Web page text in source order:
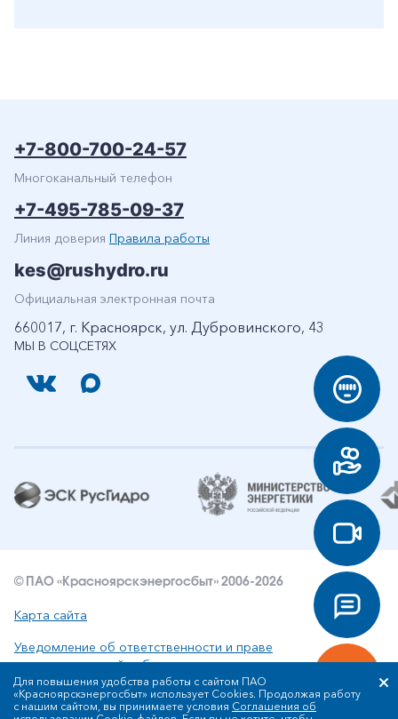
МЫ В СОЦСЕТЯХ
+7-800-700-24-57
Многоканальный телефон
+7-495-785-09-37
Линия доверия Правила работы
kes@rushydro.ru
Официальная электронная почта
660017, г. Красноярск, ул. Дубровинского, 43
© ПАО «Красноярскэнергосбыт» 2006-2026
Карта сайта
Уведомление об ответственности и праве
интеллектуальной собственности
Политика ПАО «Красноярскэнергосбыт» в отношении
обработки персональных данных
Для повышения удобства работы с сайтом ПАО
«Красноярскэнергосбыт» использует Cookies. Продолжая работу
с нашим сайтом, вы принимаете условия Соглашения об